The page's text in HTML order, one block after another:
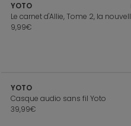
YOTO
Le carnet d'Allie, Tome 2, la
9,99€
YOTO
Casque audio sans fil Yoto
39,99€